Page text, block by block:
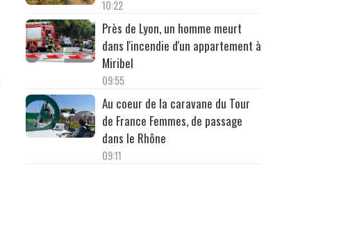
10:22
Près de Lyon, un homme meurt
dans l'incendie d'un appartement à
Miribel
09:55
Au coeur de la caravane du Tour
de France Femmes, de passage
dans le Rhône
09:11